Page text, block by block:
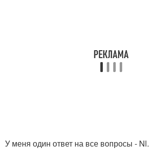
У меня один ответ на все вопросы - Nl.